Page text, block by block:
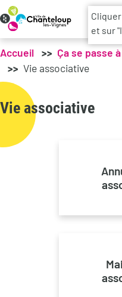
Accueil
Ça se passe
Vie associative
Vie associative
et sur